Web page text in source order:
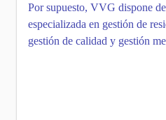
Por supuesto, VVG dispone
especializada en gestión de
gestión de calidad y gestión